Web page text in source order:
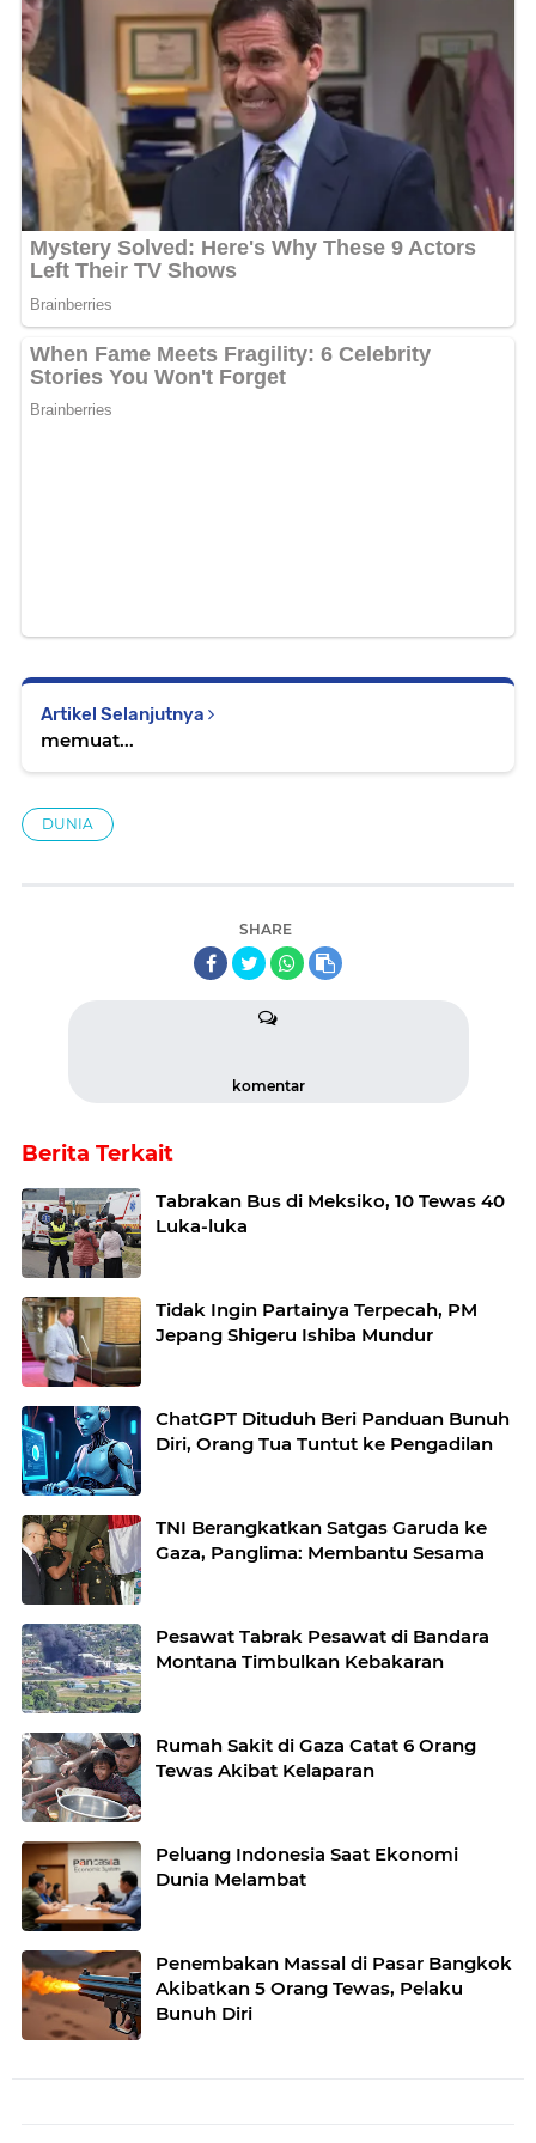
Artikel Selanjutnya
memuat...
DUNIA
SHARE
komentar
Berita Terkait
Tabrakan Bus di Meksiko, 10 Tewas 40
Luka-luka
Tidak Ingin Partainya Terpecah, PM
Jepang Shigeru Ishiba Mundur
ChatGPT Dituduh Beri Panduan Bunuh
Diri, Orang Tua Tuntut ke Pengadilan
TNI Berangkatkan Satgas Garuda ke
Gaza, Panglima: Membantu Sesama
Pesawat Tabrak Pesawat di Bandara
Montana Timbulkan Kebakaran
Rumah Sakit di Gaza Catat 6 Orang
Tewas Akibat Kelaparan
Peluang Indonesia Saat Ekonomi
Dunia Melambat
Penembakan Massal di Pasar Bangkok
Akibatkan 5 Orang Tewas, Pelaku
Bunuh Diri